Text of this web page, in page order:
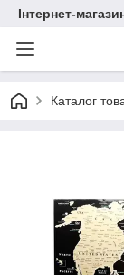
Інтернет-
Каталог